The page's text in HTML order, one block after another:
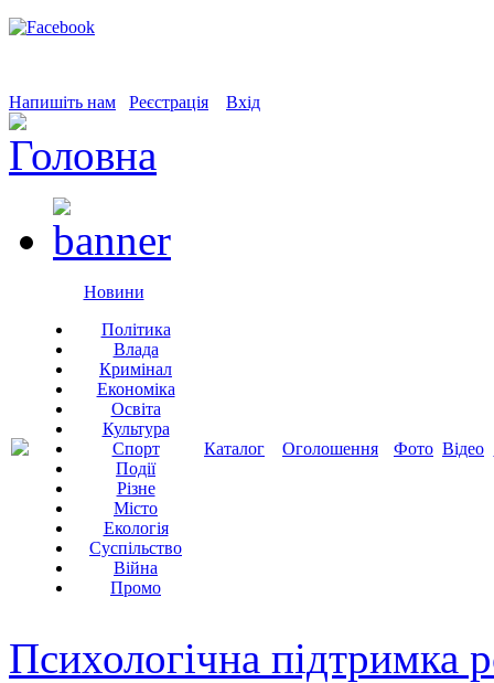
Напишіть нам Реєстрація Вхід
Новини
Політика
Влада
Кримінал
Економіка
Освіта
Культура
Спорт
Події
Різне
Місто
Екологія
Суспільство
Війна
Промо
Каталог Оголошення Фото Відео
Психологічна підтримка